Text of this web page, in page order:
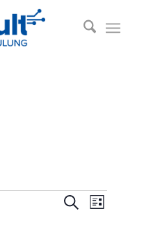
SucheListe